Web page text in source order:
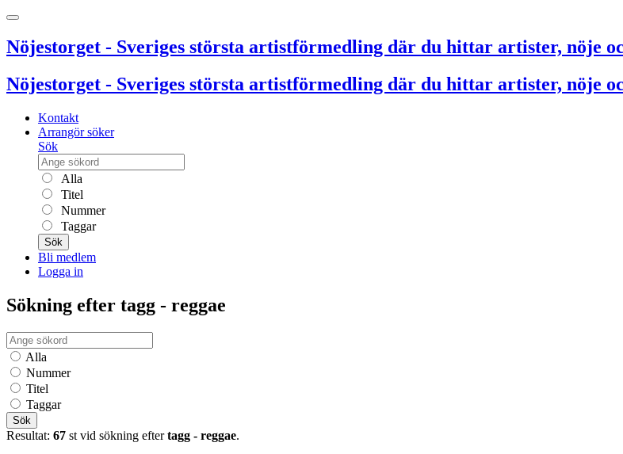
Nöjestorget - Sveriges största artistförmedling där du hittar artister, nöje
Nöjestorget - Sveriges största artistförmedling där du hittar artister, nöje
Kontakt
Arrangör söker
Sök
Alla
Titel
Nummer
Taggar
Sök
Bli medlem
Logga in
Sökning efter tagg - reggae
Alla
Nummer
Titel
Taggar
Sök
Resultat: 67 st vid sökning eftertagg - reggae.